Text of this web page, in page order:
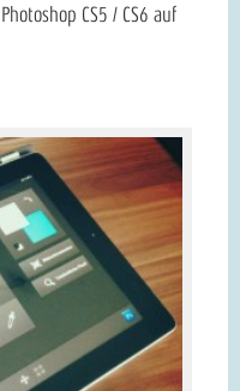
CS5 / CS6 auf